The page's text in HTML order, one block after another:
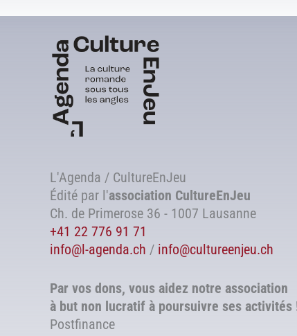
L'Agenda / CultureEnJeu
Édité par l'association CultureEnJeu
Ch. de Primerose 36 - 1007 Lausanne
+41 22 776 91 71
info@l-agenda.ch / info@cultureenjeu.ch
Par vos dons, vous aidez notre association
à but non lucratif à poursuivre ses activités
Postfinance